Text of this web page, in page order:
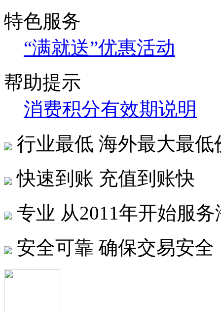
特色服务
“满就送”优惠活动
帮助提示
消费积分有效期说明
行业最低 海外最大最低
快速到账 充值到账快
专业 从2011年开始服
安全可靠 确保交易安全